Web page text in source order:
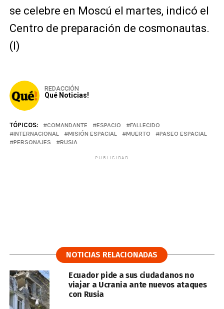
se celebre en Moscú el martes, indicó el
Centro de preparación de cosmonautas.
(I)
REDACCIÓN
Qué Noticias!
TÓPICOS: COMANDANTE ESPACIO
FALLECIDO
INTERNACIONAL
MISIÓN ESPACIAL MUERTO
PASEO ESPACIAL
PERSONAJES
RUSIA
PUBLICIDAD
NOTICIAS RELACIONADAS
Ecuador pide a sus ciudadanos no
viajar a Ucrania ante nuevos ataques
con Rusia